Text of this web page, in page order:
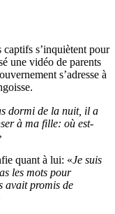
captifs s’inquiètent pour
une vidéo de parents
s’adresse à
dormi de la nuit, il a
à ma fille: où est-
quant à lui: «Je suis
les mots pour
avait promis de